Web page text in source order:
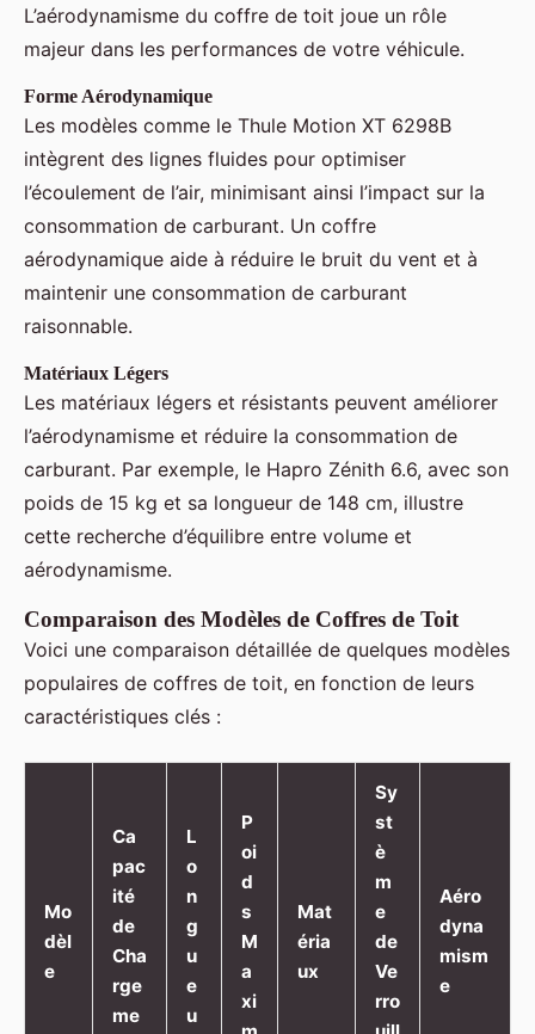
L’aérodynamisme du coffre de toit joue un rôle
majeur dans les performances de votre véhicule.
Forme Aérodynamique
Les modèles comme le Thule Motion XT 6298B
intègrent des lignes fluides pour optimiser
l’écoulement de l’air, minimisant ainsi l’impact sur la
consommation de carburant. Un coffre
aérodynamique aide à réduire le bruit du vent et à
maintenir une consommation de carburant
raisonnable.
Matériaux Légers
Les matériaux légers et résistants peuvent améliorer
l’aérodynamisme et réduire la consommation de
carburant. Par exemple, le Hapro Zénith 6.6, avec son
poids de 15 kg et sa longueur de 148 cm, illustre
cette recherche d’équilibre entre volume et
aérodynamisme.
Comparaison des Modèles de Coffres de Toit
Voici une comparaison détaillée de quelques modèles
populaires de coffres de toit, en fonction de leurs
caractéristiques clés :
Mo
dèl
e
Ca
pac
ité
de
Cha
rge
me
L
o
n
g
u
e
u
P
oi
d
s
M
a
xi
Mat
éria
ux
Sy
st
è
m
e
de
Ve
rro
Aéro
dyna
mism
e